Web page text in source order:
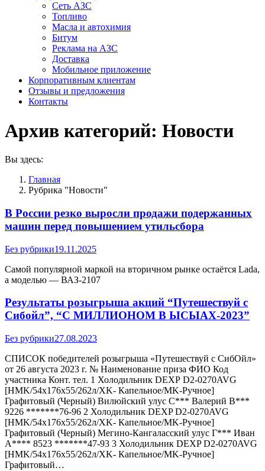
Сеть АЗС
Топливо
Масла и автохимия
Битум
Реклама на АЗС
Доставка
Мобильное приложение
Корпоративным клиентам
Отзывы и предложения
Контакты
Архив категорий: Новости
Вы здесь:
Главная
Рубрика "Новости"
В России резко выросли продажи подержанных
машин перед повышением утильсбора
Без рубрики19.11.2025
Самой популярной маркой на вторичном рынке остаётся Lada,
а моделью — ВАЗ-2107
Результаты розыгрыша акций “Путешествуй с
Сибойл”, “С МИЛЛИОНОМ В ЫСЫАХ-2023”
Без рубрики27.08.2023
СПИСОК победителей розыгрыша «Путешествуй с СибОйл»
от 26 августа 2023 г. № Наименование приза ФИО Код
участника Конт. тел. 1 Холодильник DEXP D2-0270AVG
[HMK/54x176x55/262л/XK- Капельное/MK-Ручное]
Графитовый (Черный) Вилюйский улус С*** Валерий В***
9226 *******76-96 2 Холодильник DEXP D2-0270AVG
[HMK/54x176x55/262л/XK- Капельное/MK-Ручное]
Графитовый (Черный) Мегино-Кангаласский улус Г*** Иван
А**** 8523 *******47-93 3 Холодильник DEXP D2-0270AVG
[HMK/54x176x55/262л/XK- Капельное/MK-Ручное]
Графитовый…